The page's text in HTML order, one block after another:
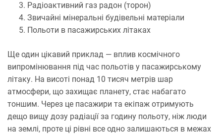
Радіоактивний газ радон (торон)
Звичайні мінеральні будівельні матеріали
Польоти в пасажирських літаках
Ще один цікавий приклад — вплив космічного
випромінювання під час польотів у пасажирському
літаку. На висоті понад 10 тисяч метрів шар
атмосфери, що захищає планету, стає набагато
тоншим. Через це пасажири та екіпаж отримують
дещо вищу дозу радіації за годину польоту, ніж люди
на землі, проте ці рівні все одно залишаються в межах